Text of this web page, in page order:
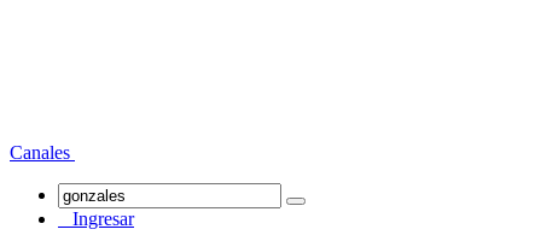
Canales
Ingresar